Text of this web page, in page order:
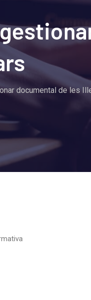
documental de les